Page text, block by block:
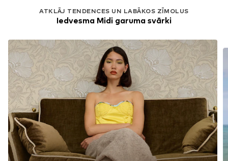
ATKLĀJ TENDENCES UN LABĀKOS ZĪMOLUS
Iedvesma Midi garuma svārki